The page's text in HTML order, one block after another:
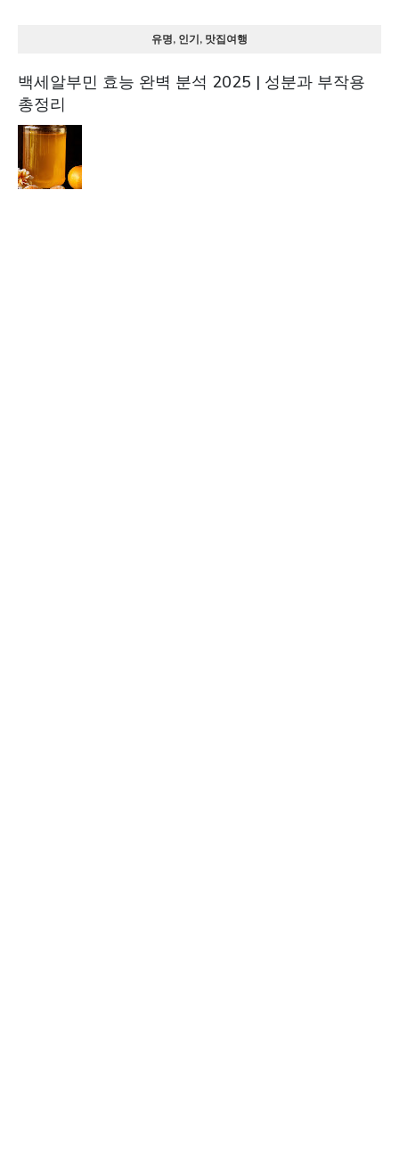
유명, 인기, 맛집여행
백세알부민 효능 완벽 분석 2025 | 성분과 부작용
총정리